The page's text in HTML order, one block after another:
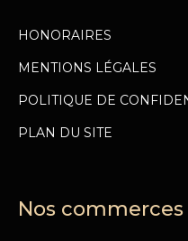
HONORAIRES
MENTIONS LÉGALES
POLITIQUE DE
PLAN DU SITE
Nos commerces